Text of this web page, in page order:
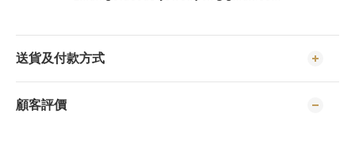
送貨及付款方式
顧客評價